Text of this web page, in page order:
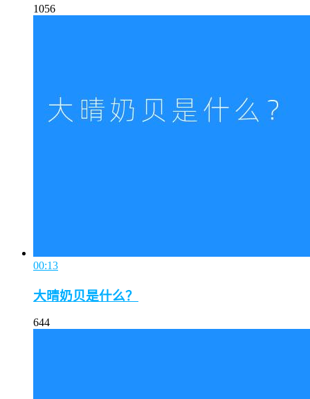
1056
00:13
大晴奶贝是什么？
644